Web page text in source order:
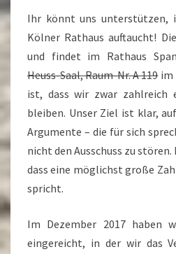
Ihr könnt uns unterstützen,
Kölner Rathaus auftaucht!
und findet im Rathaus
Heuss-Saal, Raum-Nr. A 119im
ist, dass wir zwar zahlreich
bleiben. Unser Ziel ist klar,
Argumente – die für sich
nicht den Ausschuss zu
dass eine möglichst große
spricht.
Im Dezember 2017 haben
eingereicht, in der wir das